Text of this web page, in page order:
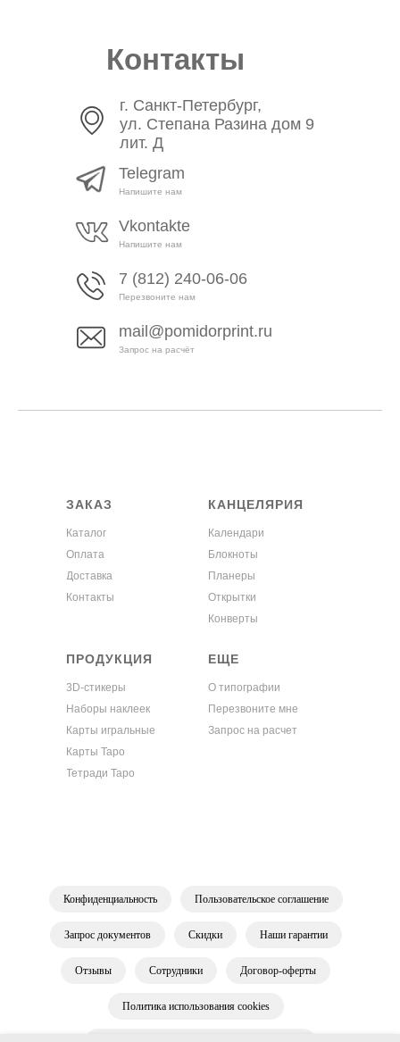
Контакты
Запрос на расчёт
mail@pomidorprint.ru
Перезвоните нам
7 (812) 240-06-06
Напишите нам
Vkontakte
Напишите нам
Telegram
г. Санкт-Петербург,
ул. Степана Разина дом 9
лит. Д
Запрос на расчет
Перезвоните мне
О типографии
ЕЩЕ
Тетради Таро
Карты Таро
Карты игральные
Наборы наклеек
3D-стикеры
ПРОДУКЦИЯ
Конверты
Открытки
Планеры
Блокноты
Календари
КАНЦЕЛЯРИЯ
Контакты
Доставка
Оплата
Каталог
ЗАКАЗ
Конфиденциальность Пользовательское соглашение
Запрос документов Скидки Наши гарантии
Отзывы Сотрудники Договор-оферты
Политика использования cookies